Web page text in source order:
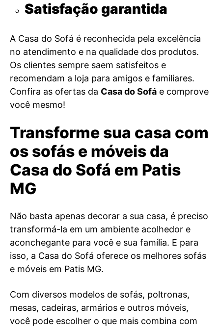
Satisfação garantida
A Casa do Sofá é reconhecida pela excelência
no atendimento e na qualidade dos produtos.
Os clientes sempre saem satisfeitos e
recomendam a loja para amigos e familiares.
Confira as ofertas da Casa do Sofá e comprove
você mesmo!
Transforme sua casa com
os sofás e móveis da
Casa do Sofá em Patis
MG
Não basta apenas decorar a sua casa, é preciso
transformá-la em um ambiente acolhedor e
aconchegante para você e sua família. E para
isso, a Casa do Sofá oferece os melhores sofás
e móveis em Patis MG.
Com diversos modelos de sofás, poltronas,
mesas, cadeiras, armários e outros móveis,
você pode escolher o que mais combina com